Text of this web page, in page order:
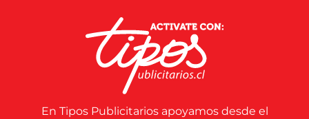
En Tipos Publicitarios apoyamos desde el